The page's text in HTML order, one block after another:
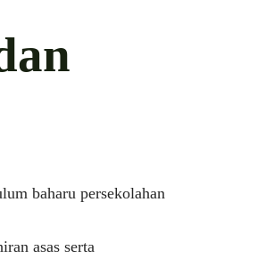
baharu persekolahan
asas serta